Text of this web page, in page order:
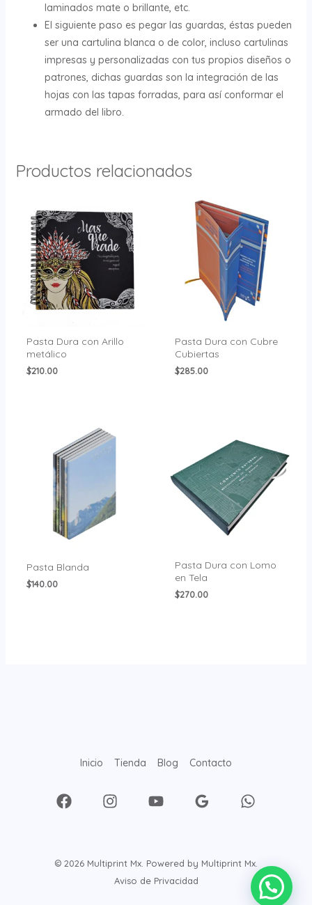
laminados mate o brillante, etc.
El siguiente paso es pegar las guardas, éstas pueden
ser una cartulina blanca o de color, incluso cartulinas
impresas y personalizadas con tus propios diseños o
patrones, dichas guardas son la integración de las
hojas con las tapas forradas, para así conformar el
armado del libro.
Productos relacionados
Pasta Dura con Arillo
metálico
$210.00
Pasta Dura con Cubre
Cubiertas
$285.00
Pasta Blanda
$140.00
Pasta Dura con Lomo
en Tela
$270.00
Inicio Tienda Blog Contacto
© 2026 Multiprint Mx. Powered by Multiprint Mx.
Aviso de Privacidad